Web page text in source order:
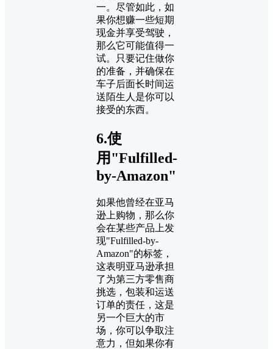
一。尽管如此，如
果你想赚一些短期
现金并享受驾驶，
那么它可能值得一
试。只要记住做你
的准备，并确保在
车子后面长时间运
送陌生人是你可以
接受的东西。
6.使
用"Fulfilled-
by-Amazon"
如果他曾经在亚马
逊上购物，那么你
会在某些产品上发
现"Fulfilled-by-
Amazon"的标签，
这表明亚马逊承担
了为第三方零售商
挑选，包装和运送
订单的责任，这是
另一个巨大的市
场，你可以争取注
意力，但如果你有